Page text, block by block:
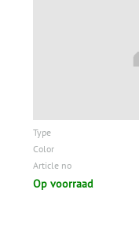
Type
Color
Article no
Op voorraad